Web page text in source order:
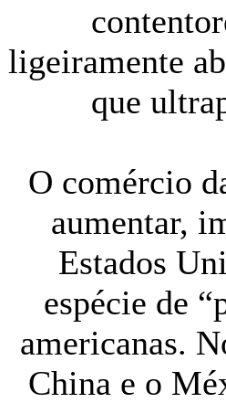
ligeiramente
que
O comércio
aumentar,
Estados
espécie de
americanas.
China e o